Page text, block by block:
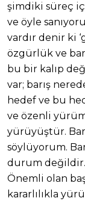
şimdiki süreç
ve öyle
vardır denir ki
özgürlük ve
bu bir kalıp
var; barış
hedef ve bu
ve özenli
yürüyüştür.
söylüyorum.
durum değildir.
Önemli olan
kararlılıkla